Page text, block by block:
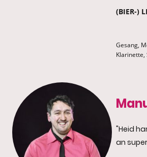
(BIER-)
Gesang,
Klarinette,
"Heid
an